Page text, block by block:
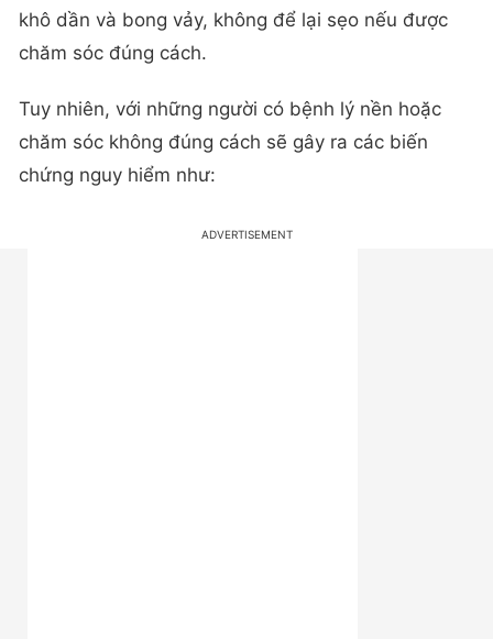
khô dần và bong vảy, không để lại sẹo nếu được
chăm sóc đúng cách.
Tuy nhiên, với những người có bệnh lý nền hoặc
chăm sóc không đúng cách sẽ gây ra các biến
chứng nguy hiểm như: